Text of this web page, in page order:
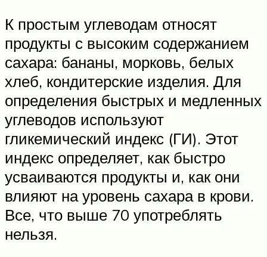
К простым углеводам относят
продукты с высоким содержанием
сахара: бананы, морковь, белых
хлеб, кондитерские изделия. Для
определения быстрых и медленных
углеводов используют
гликемический индекс (ГИ). Этот
индекс определяет, как быстро
усваиваются продукты и, как они
влияют на уровень сахара в крови.
Все, что выше 70 употреблять
нельзя.